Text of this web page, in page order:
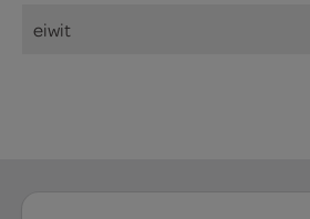
eiwit